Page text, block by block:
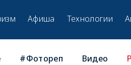
Афиша Технологии
#Фотореп Видео